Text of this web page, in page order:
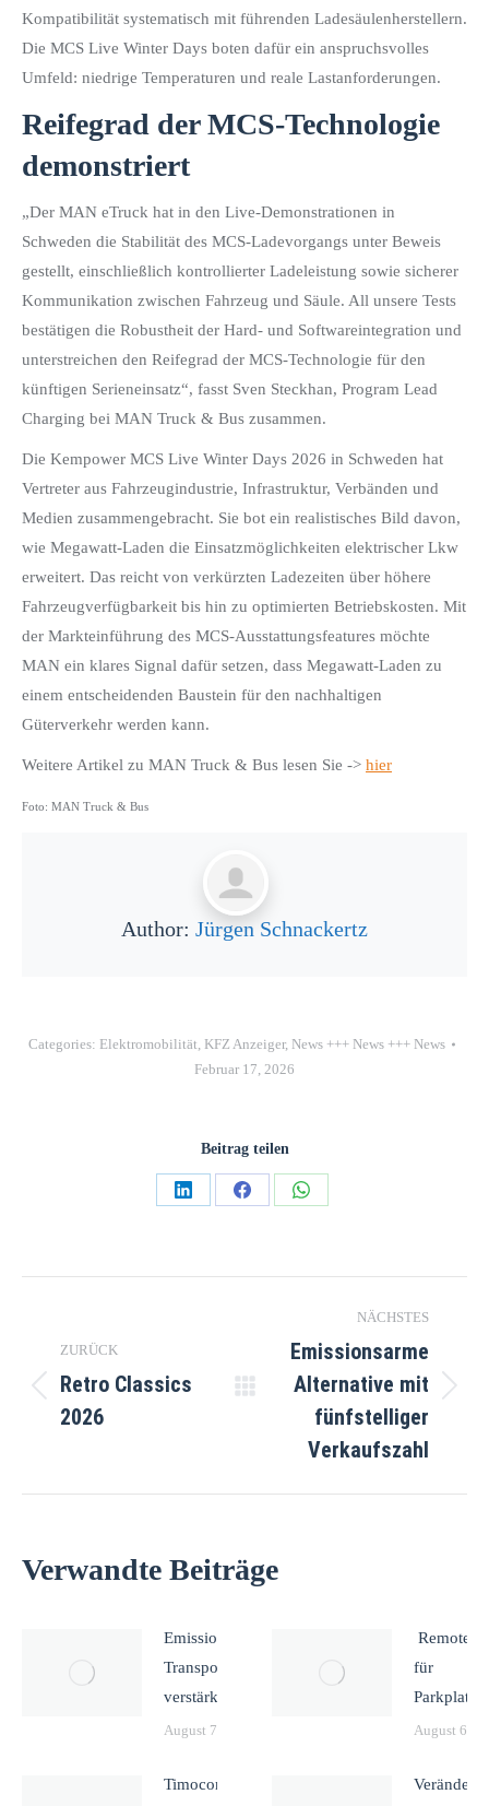
Kompatibilität systematisch mit führenden Ladesäulenherstellern.
Die MCS Live Winter Days boten dafür ein anspruchsvolles
Umfeld: niedrige Temperaturen und reale Lastanforderungen.
Reifegrad der MCS-Technologie
demonstriert
„Der MAN eTruck hat in den Live-Demonstrationen in
Schweden die Stabilität des MCS‑Ladevorgangs unter Beweis
gestellt, einschließlich kontrollierter Ladeleistung sowie sicherer
Kommunikation zwischen Fahrzeug und Säule. All unsere Tests
bestätigen die Robustheit der Hard‑ und Softwareintegration und
unterstreichen den Reifegrad der MCS‑Technologie für den
künftigen Serieneinsatz“, fasst Sven Steckhan, Program Lead
Charging bei MAN Truck & Bus zusammen.
Die Kempower MCS Live Winter Days 2026 in Schweden hat
Vertreter aus Fahrzeugindustrie, Infrastruktur, Verbänden und
Medien zusammengebracht. Sie bot ein realistisches Bild davon,
wie Megawatt-Laden die Einsatzmöglichkeiten elektrischer Lkw
erweitert. Das reicht von verkürzten Ladezeiten über höhere
Fahrzeugverfügbarkeit bis hin zu optimierten Betriebskosten. Mit
der Markteinführung des MCS‑Ausstattungsfeatures möchte
MAN ein klares Signal dafür setzen, dass Megawatt-Laden zu
einem entscheidenden Baustein für den nachhaltigen
Güterverkehr werden kann.
Weitere Artikel zu MAN Truck & Bus lesen Sie -> hier
Foto: MAN Truck & Bus
Author: Jürgen Schnackertz
Categories: Elektromobilität, KFZ Anzeiger, News +++ News +++ News
Februar 17, 2026
Beitrag teilen
Teilen
Teilen
Teilen
Kommentarnavigation
ZURÜCK
Beitrag:
Retro Classics
2026
NÄCHSTES
Beitrag:
Emissionsarme
Alternative mit
fünfstelliger
Verkaufszahl
Verwandte Beiträge
Emissionsfreies
Transportangebot
verstärkt
August 7, 2026
Remote
für
August 6,
Timocom